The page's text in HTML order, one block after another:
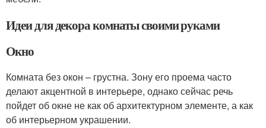
Идеи для декора комнаты своими руками
Окно
Комната без окон – грустна. Зону его проема часто
делают акцентной в интерьере, однако сейчас речь
пойдет об окне не как об архитектурном элементе, а как
об интерьерном украшении.